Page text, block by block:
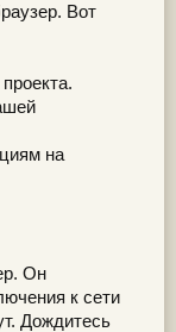
Вот
на
Он
к сети
Дождитесь